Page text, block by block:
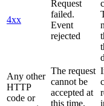
4xx
Request
failed.
Event
rejected
Any other
HTTP
code or
The request
cannot be
accepted at
this time.